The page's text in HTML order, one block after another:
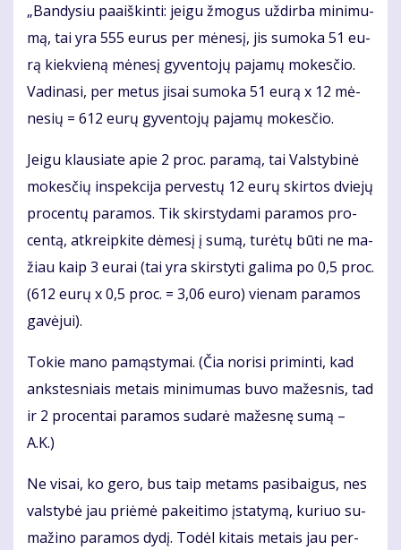
„Ban­dy­siu pa­aiš­kin­ti: jei­gu žmo­gus už­dir­ba mi­ni­mu­
mą, tai yra 555 eu­rus per mė­ne­sį, jis su­mo­ka 51 eu­
rą kiek­vie­ną mė­ne­sį gy­ven­to­jų pa­ja­mų mo­kes­čio.
Va­di­na­si, per me­tus ji­sai su­mo­ka 51 eu­rą x 12 mė­
ne­sių = 612 eu­rų gy­ven­to­jų pa­ja­mų mo­kes­čio.
Jei­gu klau­sia­te apie 2 proc. pa­ra­mą, tai Vals­ty­bi­nė
mo­kes­čių ins­pek­ci­ja per­ves­tų 12 eu­rų skir­tos dvie­jų
pro­cen­tų pa­ra­mos. Tik skirs­ty­da­mi pa­ra­mos pro­
cen­tą, at­kreip­ki­te dė­me­sį į su­mą, tu­rė­tų bū­ti ne ma­
žiau kaip 3 eu­rai (tai yra skirs­ty­ti ga­li­ma po 0,5 proc.
(612 eu­rų x 0,5 proc. = 3,06 eu­ro) vie­nam pa­ra­mos
ga­vė­jui).
To­kie ma­no pa­mąs­ty­mai. (Čia no­ri­si pri­min­ti, kad
anks­tes­niais me­tais mi­ni­mu­mas bu­vo ma­žes­nis, tad
ir 2 pro­cen­tai pa­ra­mos su­da­rė ma­žes­nę su­mą –
A.K.)
Ne vi­sai, ko ge­ro, bus taip me­tams pa­si­bai­gus, nes
vals­ty­bė jau pri­ėmė pa­kei­ti­mo įsta­ty­mą, ku­riuo su­
ma­ži­no pa­ra­mos dy­dį. To­dėl ki­tais me­tais jau per­